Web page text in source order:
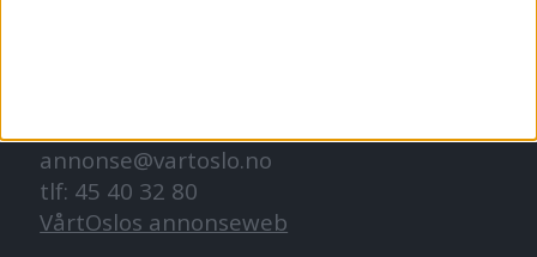
annonse@vartoslo.no
tlf: 45 40 32 80
VårtOslos annonseweb